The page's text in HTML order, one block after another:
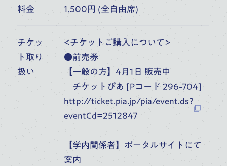
料金 1,500円 (全自由席)
チケッ
ト取り
扱い
<チケットご購入について>
●前売券
【一般の方】4月1日 販売中
チケットぴあ [Pコード 296-704]
http://ticket.pia.jp/pia/event.ds?
eventCd=2512847
【学内関係者】ポータルサイトにて
案内
日本語